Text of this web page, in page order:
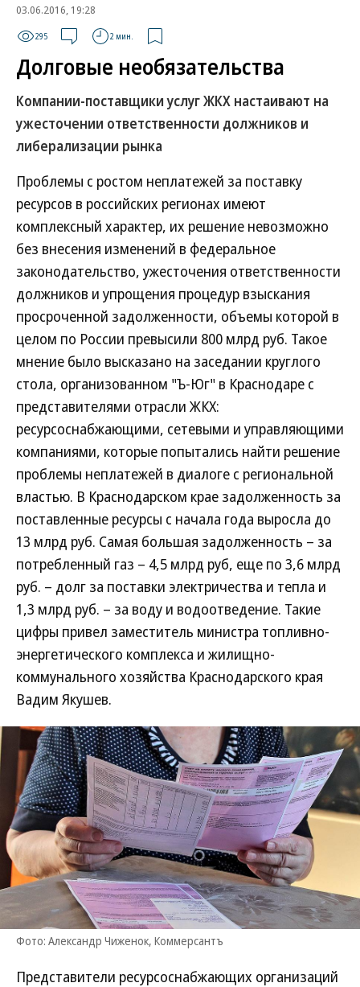
03.06.2016, 19:28
295 2 мин.
Долговые необязательства
Компании-поставщики услуг ЖКХ настаивают на
ужесточении ответственности должников и
либерализации рынка
Проблемы с ростом неплатежей за поставку
ресурсов в российских регионах имеют
комплексный характер, их решение невозможно
без внесения изменений в федеральное
законодательство, ужесточения ответственности
должников и упрощения процедур взыскания
просроченной задолженности, объемы которой в
целом по России превысили 800 млрд руб. Такое
мнение было высказано на заседании круглого
стола, организованном "Ъ-Юг" в Краснодаре с
представителями отрасли ЖКХ:
ресурсоснабжающими, сетевыми и управляющими
компаниями, которые попытались найти решение
проблемы неплатежей в диалоге с региональной
властью. В Краснодарском крае задолженность за
поставленные ресурсы с начала года выросла до
13 млрд руб. Самая большая задолженность – за
потребленный газ – 4,5 млрд руб, еще по 3,6 млрд
руб. – долг за поставки электричества и тепла и
1,3 млрд руб. – за воду и водоотведение. Такие
цифры привел заместитель министра топливно-
энергетического комплекса и жилищно-
коммунального хозяйства Краснодарского края
Вадим Якушев.
Фото: Александр Чиженок, Коммерсантъ
Представители ресурсоснабжающих организаций